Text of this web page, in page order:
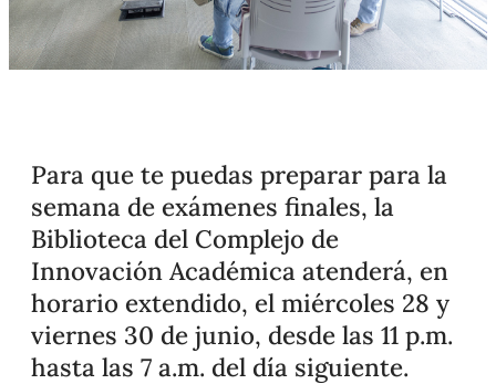
Para que te puedas preparar para la
semana de exámenes finales, la
Biblioteca del Complejo de
Innovación Académica atenderá, en
horario extendido, el miércoles 28 y
viernes 30 de junio, desde las 11 p.m.
hasta las 7 a.m. del día siguiente.